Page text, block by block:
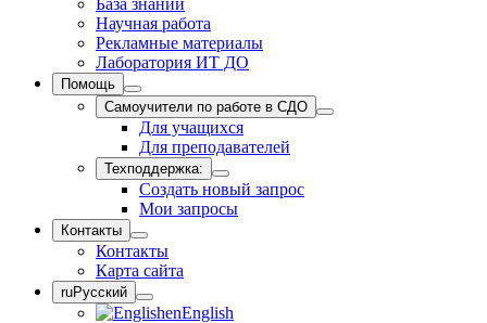
База знаний
Научная работа
Рекламные материалы
Лаборатория ИТ ДО
Помощь
Самоучители по работе в СДО
Для учащихся
Для преподавателей
Техподдержка:
Создать новый запрос
Мои запросы
Контакты
Контакты
Карта сайта
ruРусский
enEnglish